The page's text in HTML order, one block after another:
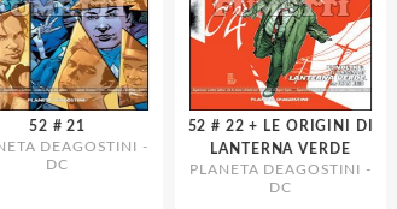
52 # 21
DEAGOSTINI -
DC
52 # 22 + LE ORIGINI DI
LANTERNA VERDE
PLANETA DEAGOSTINI -
DC